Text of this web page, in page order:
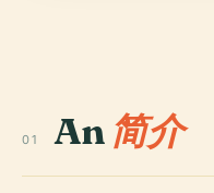
01 An 简介